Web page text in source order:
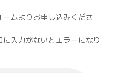
ムよりお申し込みくださ
入力がないとエラーになり